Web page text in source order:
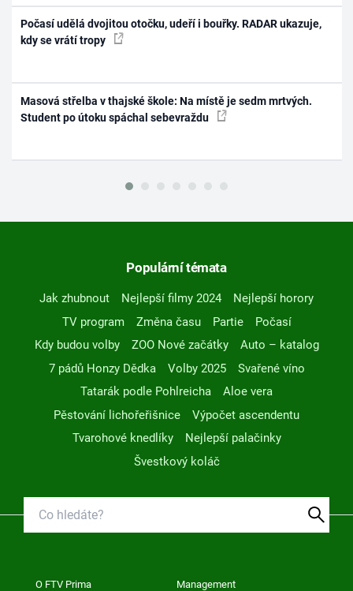
Počasí udělá dvojitou otočku, udeří i bouřky. RADAR ukazuje,
kdy se vrátí tropy
Masová střelba v thajské škole: Na místě je sedm mrtvých.
Student po útoku spáchal sebevraždu
Populární témata
Jak zhubnout Nejlepší filmy 2024
Nejlepší horory
TV program
Změna času Partie
Počasí
Kdy budou volby
ZOO Nové začátky
Auto – katalog
7 pádů Honzy Dědka
Volby 2025
Svařené víno
Tatarák podle Pohlreicha
Aloe vera
Pěstování lichořeřišnice
Výpočet ascendentu
Tvarohové knedlíky
Nejlepší palačinky
Švestkový koláč
O FTV Prima Management